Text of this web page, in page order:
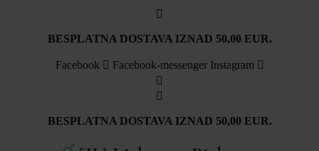
BESPLATNA DOSTAVA IZNAD 50,00 EUR.
Facebook Facebook-messenger Instagram
BESPLATNA DOSTAVA IZNAD 50,00 EUR.